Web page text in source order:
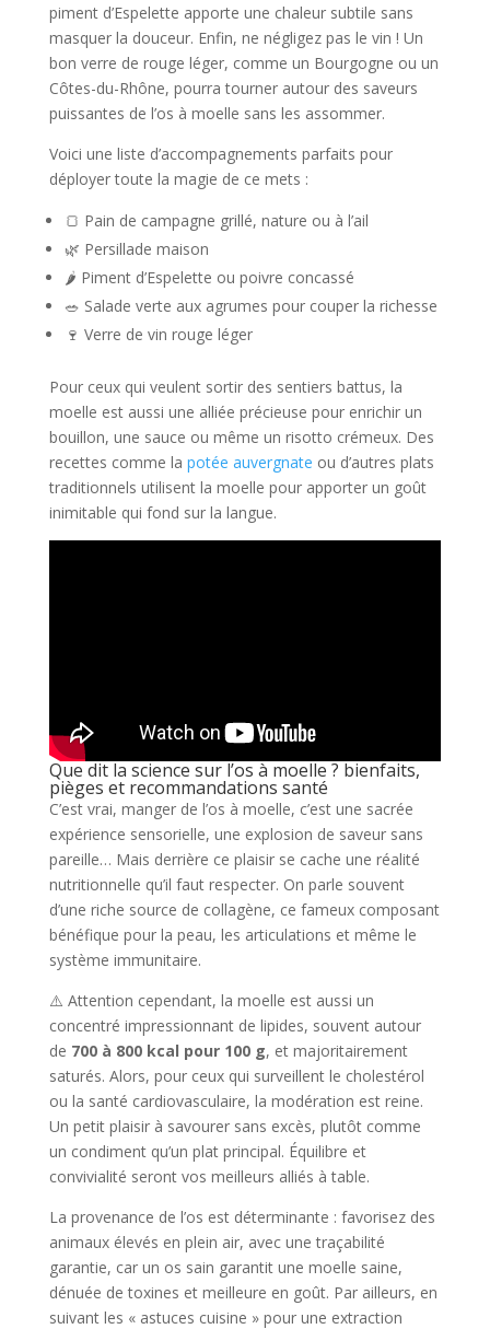
piment d’Espelette apporte une chaleur subtile sans
masquer la douceur. Enfin, ne négligez pas le vin ! Un
bon verre de rouge léger, comme un Bourgogne ou un
Côtes-du-Rhône, pourra tourner autour des saveurs
puissantes de l’os à moelle sans les assommer.
Voici une liste d’accompagnements parfaits pour
déployer toute la magie de ce mets :
🍞 Pain de campagne grillé, nature ou à l’ail
🌿 Persillade maison
🌶️ Piment d’Espelette ou poivre concassé
🥗 Salade verte aux agrumes pour couper la richesse
🍷 Verre de vin rouge léger
Pour ceux qui veulent sortir des sentiers battus, la
moelle est aussi une alliée précieuse pour enrichir un
bouillon, une sauce ou même un risotto crémeux. Des
recettes comme la potée auvergnate ou d’autres plats
traditionnels utilisent la moelle pour apporter un goût
inimitable qui fond sur la langue.
Que dit la science sur l’os à moelle ? bienfaits,
pièges et recommandations santé
C’est vrai, manger de l’os à moelle, c’est une sacrée
expérience sensorielle, une explosion de saveur sans
pareille… Mais derrière ce plaisir se cache une réalité
nutritionnelle qu’il faut respecter. On parle souvent
d’une riche source de collagène, ce fameux composant
bénéfique pour la peau, les articulations et même le
système immunitaire.
⚠️ Attention cependant, la moelle est aussi un
concentré impressionnant de lipides, souvent autour
de 700 à 800 kcal pour 100 g, et majoritairement
saturés. Alors, pour ceux qui surveillent le cholestérol
ou la santé cardiovasculaire, la modération est reine.
Un petit plaisir à savourer sans excès, plutôt comme
un condiment qu’un plat principal. Équilibre et
convivialité seront vos meilleurs alliés à table.
La provenance de l’os est déterminante : favorisez des
animaux élevés en plein air, avec une traçabilité
garantie, car un os sain garantit une moelle saine,
dénuée de toxines et meilleure en goût. Par ailleurs, en
suivant les « astuces cuisine » pour une extraction